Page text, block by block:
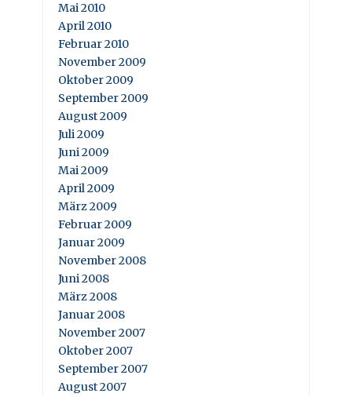
Mai 2010
April 2010
Februar 2010
November 2009
Oktober 2009
September 2009
August 2009
Juli 2009
Juni 2009
Mai 2009
April 2009
März 2009
Februar 2009
Januar 2009
November 2008
Juni 2008
März 2008
Januar 2008
November 2007
Oktober 2007
September 2007
August 2007